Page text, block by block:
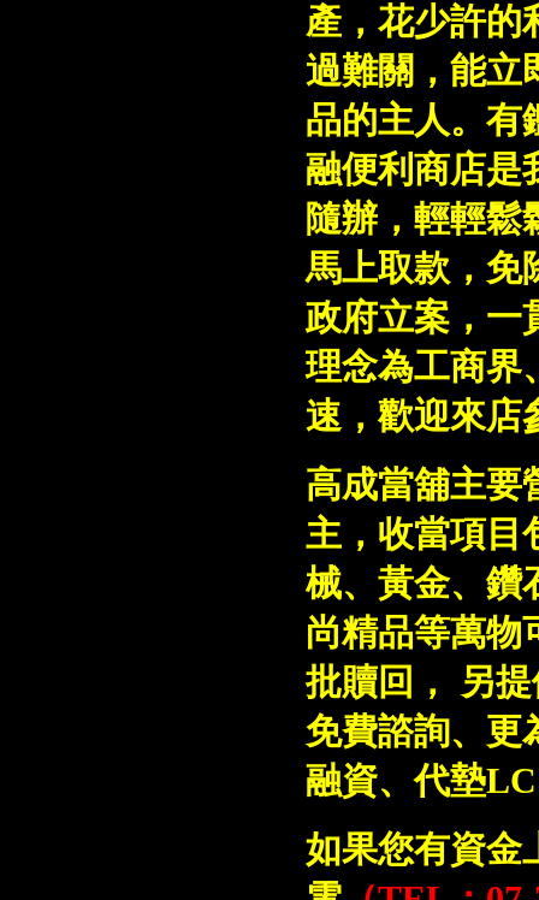
產，花少許的
過難關，能立
品的主人。有
融便利商店是
隨辦，輕輕鬆
馬上取款，免
政府立案，一
理念為工商界
速，歡迎來店
高成當舖主要
主，收當項目
械、黃金、鑽
尚精品等萬物
批贖回， 另
免費諮詢、更
融資、代墊
如果您有資金